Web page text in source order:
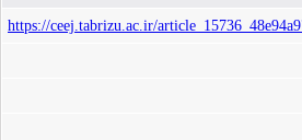
https://ceej.tabrizu.ac.ir/